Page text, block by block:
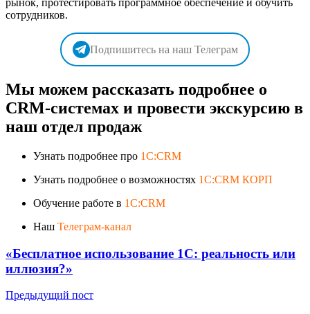
рынок, протестировать программное обеспечение и обучить
сотрудников.
Подпишитесь на наш Телеграм
Мы можем рассказать подробнее о
CRM-системах и провести экскурсию в
наш отдел продаж
Узнать подробнее про 1C:CRM
Узнать подробнее о возможностях 1C:CRM КОРП
Обучение работе в 1C:CRM
Наш Телеграм-канал
«Бесплатное использование 1С: реальность или
иллюзия?»
Предыдущий пост